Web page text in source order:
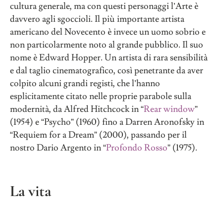
cultura generale, ma con questi personaggi l’Arte è
davvero agli sgoccioli. Il più importante artista
americano del Novecento è invece un uomo sobrio e
non particolarmente noto al grande pubblico. Il suo
nome è Edward Hopper. Un artista di rara sensibilità
e dal taglio cinematografico, così penetrante da aver
colpito alcuni grandi registi, che l’hanno
esplicitamente citato nelle proprie parabole sulla
modernità, da Alfred Hitchcock in “Rear window”
(1954) e “Psycho” (1960) fino a Darren Aronofsky in
“Requiem for a Dream” (2000), passando per il
nostro Dario Argento in “Profondo Rosso” (1975).
La vita